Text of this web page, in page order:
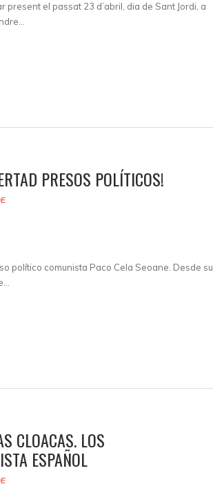
present el passat 23 d’abril, dia de Sant Jordi, a
PRESOS POLÍTICOS!
político comunista Paco Cela Seoane. Desde su
CLOACAS. LOS
ESPAÑOL